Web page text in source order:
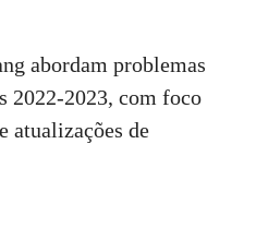
abordam problemas
2022-2023, com foco
atualizações de